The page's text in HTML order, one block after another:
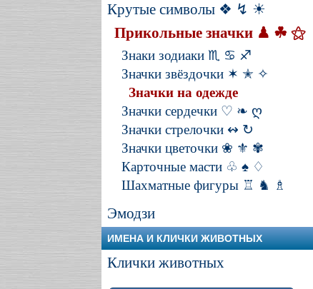
Крутые символы ❖ ↯ ☀
Прикольные значки ♟ ☘ ⚝
Знаки зодиаки ♏ ♋ ♐
Значки звёздочки ✶ ✭ ✧
Значки на одежде
Значки сердечки ♡ ❧ ღ
Значки стрелочки ↭ ↻
Значки цветочки ❀ ⚜ ✾
Карточные масти ♧ ♠ ♢
Шахматные фигуры ♖ ♞ ♗
Эмодзи
ИМЕНА И КЛИЧКИ ЖИВОТНЫХ
Клички животных